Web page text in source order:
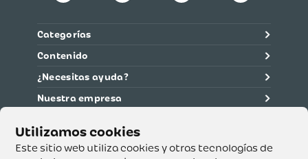
Este sitio web utiliza cookies y otras tecnologías de
Categorías
Contenido
¿Necesitas ayuda?
Nuestra empresa